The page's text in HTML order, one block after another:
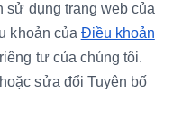
sử dụng trang web của
khoản của Điều khoản
tư của chúng tôi.
sửa đổi Tuyên bố